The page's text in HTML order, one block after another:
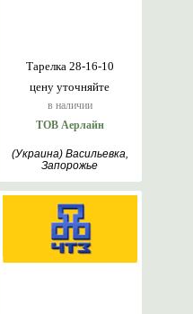
цену уточняйте
в наличии
Тарелка 28-16-10
ТОВ Аерлайн
(Украина) Васильевка,
Запорожье